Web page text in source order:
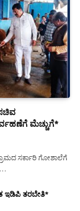
ಮೆಚ್ಚುಗೆ*
ಸರ್ಕಾರಿ ಗೋಶಾಲೆಗೆ
ಇಡಿಪಿ ತರಬೇತಿ*